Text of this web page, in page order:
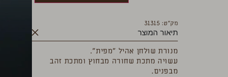
מק”ט: 31315
תיאור המוצר
מנורת שולחן אהיל ״מפית״.
עשויה מתכת שחורה מבחוץ ומתכת זהב
מבפנים.